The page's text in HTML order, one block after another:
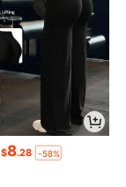
$8.28 -58%